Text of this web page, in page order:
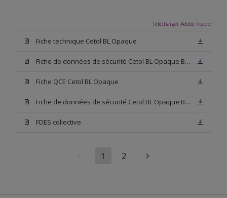
Télécharger Adobe Reader
Fiche technique Cetol BL Opaque
Fiche de données de sécurité Cetol BL Opaque Blanc
Fiche QCE Cetol BL Opaque
Fiche de données de sécurité Cetol BL Opaque Base W05
FDES collective
1 2